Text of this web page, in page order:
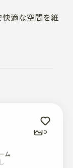
適な空間を維
さいませ^^
5
ム